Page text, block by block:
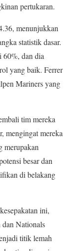
pertukaran.
menunjukkan
statistik dasar.
60%, dan dia
yang baik. Ferrer
Mariners yang
tim mereka
mengingat mereka
merupakan
besar dan
di belakang
ini,
Nationals
titik lemah